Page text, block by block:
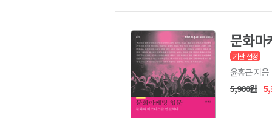
문화마
기관 선정
윤홍근 지음
5,900원